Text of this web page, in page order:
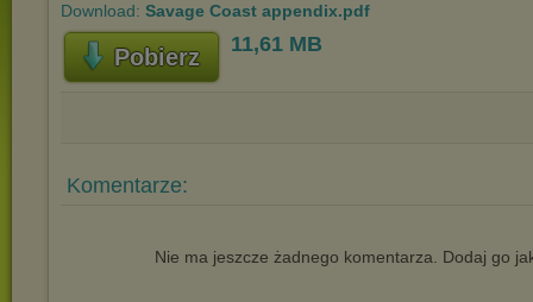
Download: Savage Coast appendix.pdf
Pobierz 11,61 MB
Komentarze:
Nie ma jeszcze żadnego komentarza. Dodaj go